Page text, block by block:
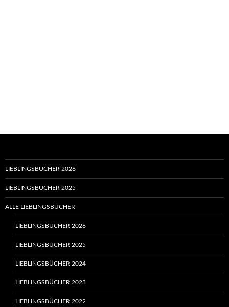
LIEBLINGSBÜCHER 2026
LIEBLINGSBÜCHER 2025
ALLE LIEBLINGSBÜCHER
LIEBLINGSBÜCHER 2026
LIEBLINGSBÜCHER 2025
LIEBLINGSBÜCHER 2024
LIEBLINGSBÜCHER 2023
LIEBLINGSBÜCHER 2022